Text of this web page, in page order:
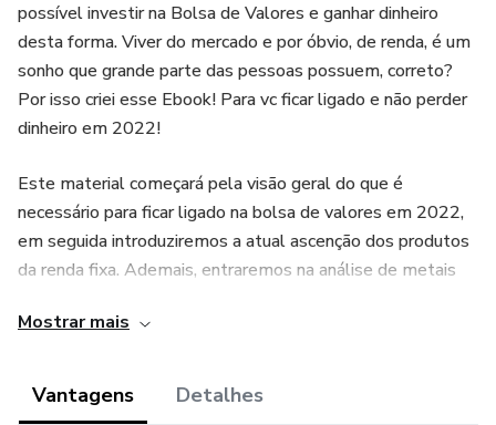
possível investir na Bolsa de Valores e ganhar dinheiro
desta forma. Viver do mercado e por óbvio, de renda, é um
sonho que grande parte das pessoas possuem, correto?
Por isso criei esse Ebook! Para vc ficar ligado e não perder
dinheiro em 2022!
Este material começará pela visão geral do que é
necessário para ficar ligado na bolsa de valores em 2022,
em seguida introduziremos a atual ascenção dos produtos
da renda fixa. Ademais, entraremos na análise de metais
poderíamos deixar de comentar sobre esse mercado que
pode possibilitar inúmeras possibilidades para seus
Mostrar mais
Vantagens Detalhes